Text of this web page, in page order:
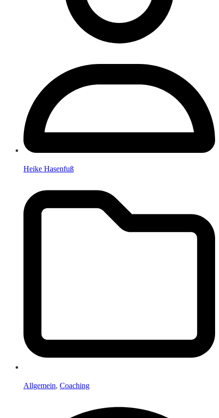
Heike Hasenfuß
Allgemein, Coaching